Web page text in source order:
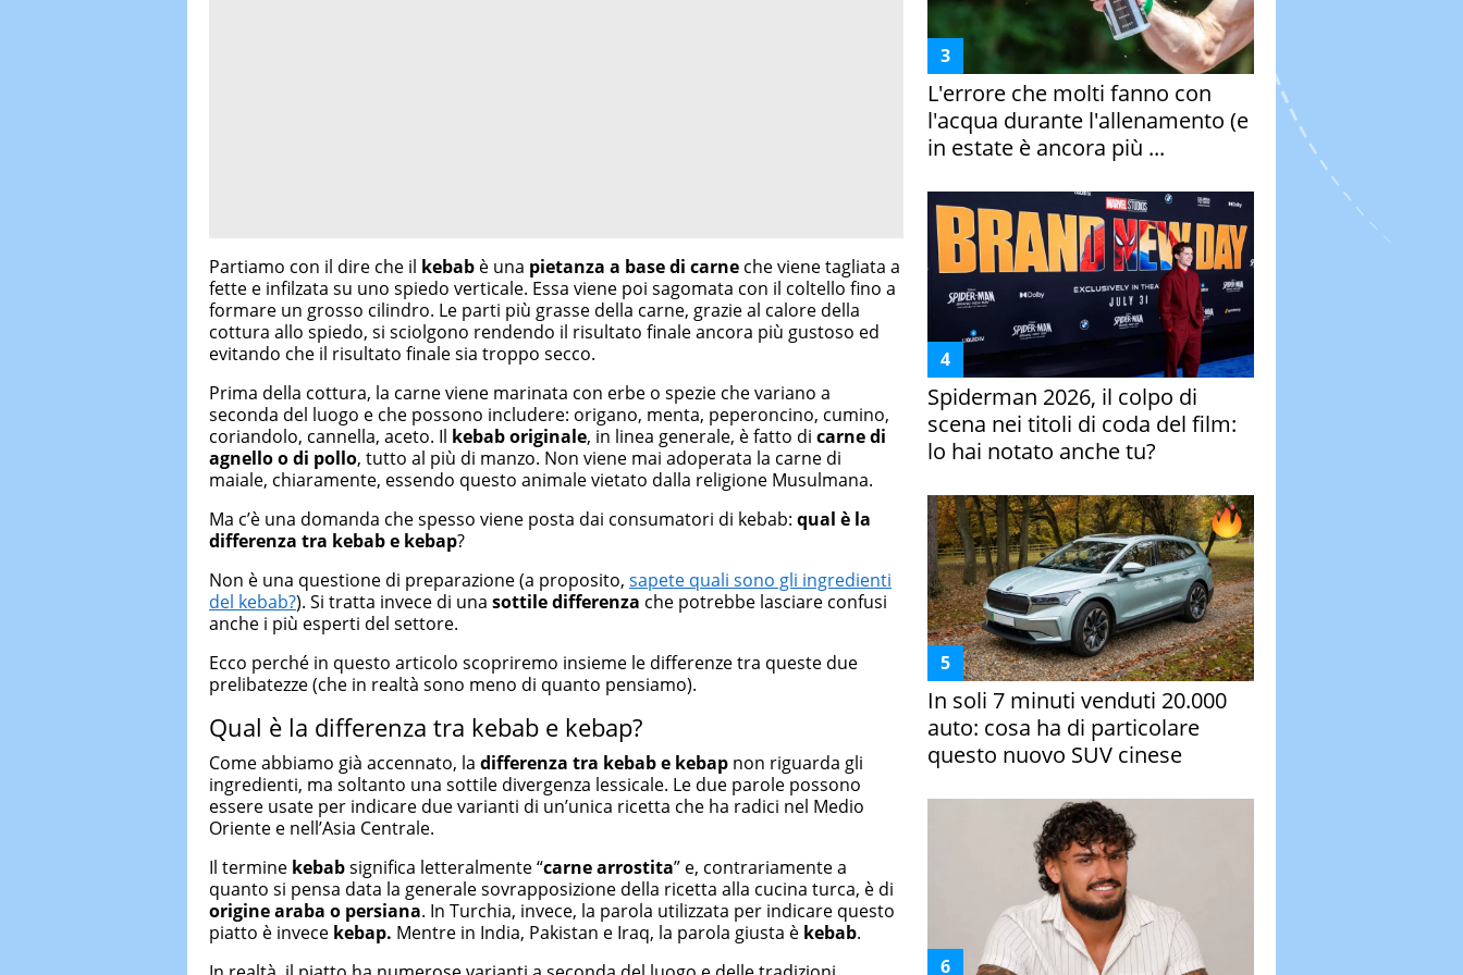
Partiamo con il dire che il kebab è una pietanza a base di carne che viene tagliata a
fette e infilzata su uno spiedo verticale. Essa viene poi sagomata con il coltello fino a
formare un grosso cilindro. Le parti più grasse della carne, grazie al calore della
cottura allo spiedo, si sciolgono rendendo il risultato finale ancora più gustoso ed
evitando che il risultato finale sia troppo secco.
Prima della cottura, la carne viene marinata con erbe o spezie che variano a
seconda del luogo e che possono includere: origano, menta, peperoncino, cumino,
coriandolo, cannella, aceto. Il kebab originale, in linea generale, è fatto di carne di
agnello o di pollo, tutto al più di manzo. Non viene mai adoperata la carne di
maiale, chiaramente, essendo questo animale vietato dalla religione Musulmana.
Ma c’è una domanda che spesso viene posta dai consumatori di kebab: qual è la
differenza tra kebab e kebap?
Non è una questione di preparazione (a proposito, sapete quali sono gli ingredienti
del kebab?). Si tratta invece di una sottile differenza che potrebbe lasciare confusi
anche i più esperti del settore.
Ecco perché in questo articolo scopriremo insieme le differenze tra queste due
prelibatezze (che in realtà sono meno di quanto pensiamo).
Qual è la differenza tra kebab e kebap?
Come abbiamo già accennato, la differenza tra kebab e kebap non riguarda gli
ingredienti, ma soltanto una sottile divergenza lessicale. Le due parole possono
essere usate per indicare due varianti di un’unica ricetta che ha radici nel Medio
Oriente e nell’Asia Centrale.
Il termine kebabsignifica letteralmente “carne arrostita” e, contrariamente a
quanto si pensa data la generale sovrapposizione della ricetta alla cucina turca, è di
origine araba o persiana. In Turchia, invece, la parola utilizzata per indicare questo
piatto è invece kebap. Mentre in India, Pakistan e Iraq, la parola giusta è kebab.
L'errore che molti fanno con
l'acqua durante l'allenamento (e
in estate è ancora più ...
Spiderman 2026, il colpo di
scena nei titoli di coda del film:
lo hai notato anche tu?
In soli 7 minuti venduti 20.000
auto: cosa ha di particolare
questo nuovo SUV cinese